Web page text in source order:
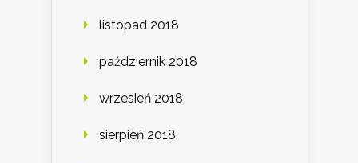
listopad 2018
październik 2018
wrzesień 2018
sierpień 2018